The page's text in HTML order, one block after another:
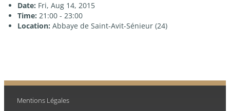
Date: Fri, Aug 14, 2015
Time: 21:00 - 23:00
Location: Abbaye de Saint-Avit-Sénieur (24)
Mentions Légales